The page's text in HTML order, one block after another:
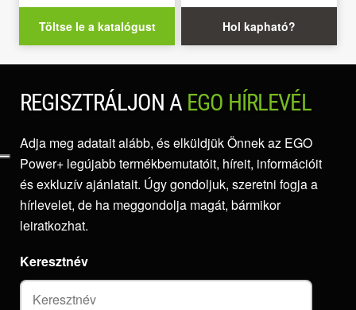
Töltse le a katalógust Hol kapható?
REGISZTRÁLJON A EGO HÍRLEVÉL
Adja meg adatait alább, és elküldjük Önnek az EGO
Power+ legújabb termékbemutatóit, híreit, információit
és exkluzív ajánlatait. Úgy gondoljuk, szeretni fogja a
hírlevelet, de ha meggondolja magát, bármikor
leiratkozhat.
Keresztnév